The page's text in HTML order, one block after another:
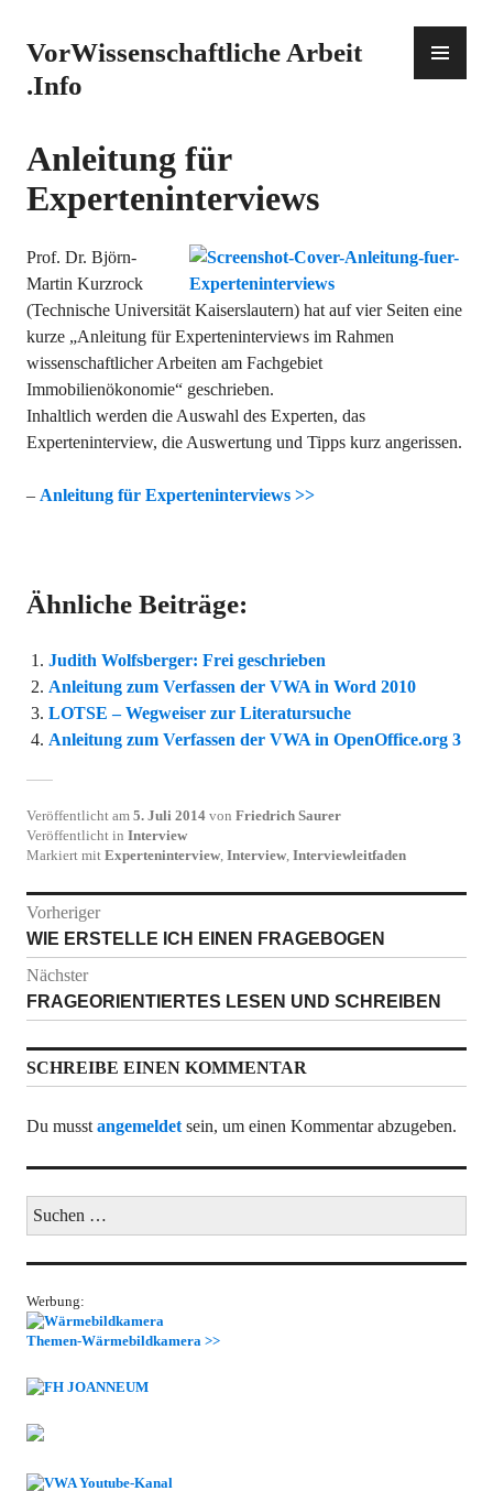
springen
VorWissenschaftliche Arbeit
.Info
Anleitung für
Experteninterviews
Prof. Dr. Björn-
Martin Kurzrock
(Technische Universität Kaiserslautern) hat auf vier Seiten eine
kurze „Anleitung für Experteninterviews im Rahmen
wissenschaftlicher Arbeiten am Fachgebiet
Immobilienökonomie“ geschrieben.
Inhaltlich werden die Auswahl des Experten, das
Experteninterview, die Auswertung und Tipps kurz angerissen.
– Anleitung für Experteninterviews >>
Ähnliche Beiträge:
Judith Wolfsberger: Frei geschrieben
Anleitung zum Verfassen der VWA in Word 2010
LOTSE – Wegweiser zur Literatursuche
Anleitung zum Verfassen der VWA in OpenOffice.org 3
Veröffentlicht am 5. Juli 2014 von Friedrich Saurer
Veröffentlicht in Interview
Markiert mit Experteninterview, Interview, Interviewleitfaden
Beitragsnavigation
Vorheriger
Vorheriger
Beitrag:
WIE ERSTELLE ICH EINEN FRAGEBOGEN
Nächster
Nächster
Beitrag:
FRAGEORIENTIERTES LESEN UND SCHREIBEN
SCHREIBE EINEN KOMMENTAR
Du musst angemeldet sein, um einen Kommentar abzugeben.
nach:
Werbung:
Themen-Wärmebildkamera >>